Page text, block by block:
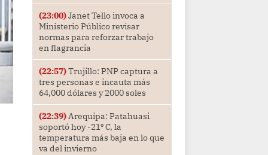
(23:00)Janet Tello invoca a
Ministerio Público revisar
normas para reforzar trabajo
en flagrancia
(22:57)Trujillo: PNP captura a
tres personas e incauta más
64,000 dólares y 2000 soles
(22:39)Arequipa: Patahuasi
soportó hoy -21⁰ C, la
temperatura más baja en lo que
va del invierno